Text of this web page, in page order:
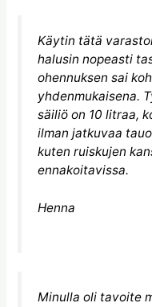
Käytin tätä
halusin nopeasti
ohennuksen sai
yhdenmukaisena.
säiliö on 10 litraa,
ilman jatkuvaa
kuten ruiskujen
ennakoitavissa.
Henna
Minulla oli tavoite